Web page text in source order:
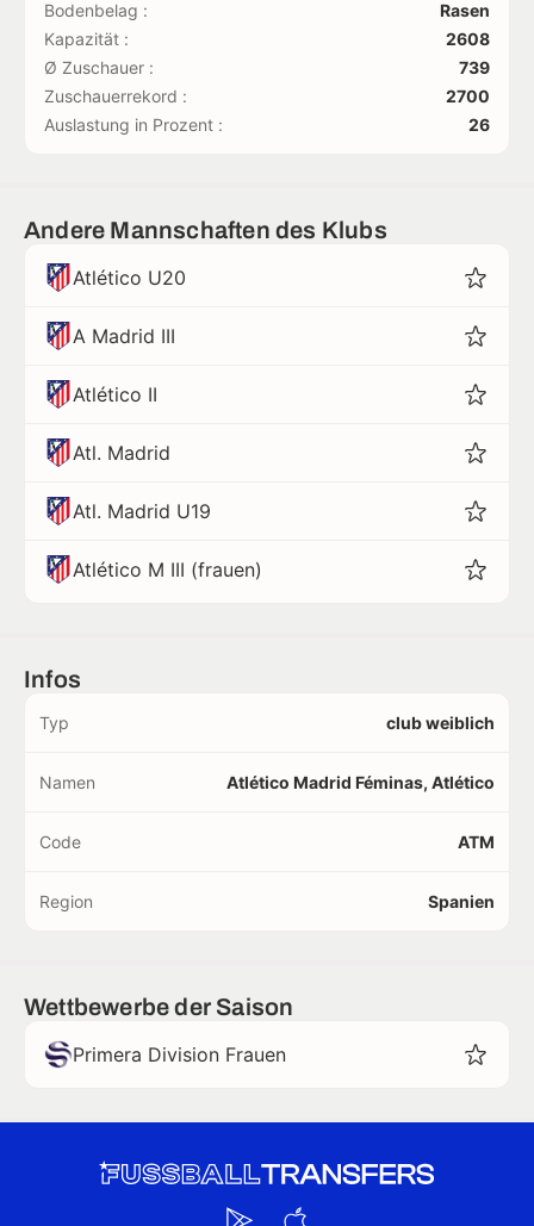
Bodenbelag :
Rasen
Kapazität :
2608
Ø Zuschauer :
739
Zuschauerrekord :
2700
Auslastung in Prozent :
26
Andere Mannschaften des Klubs
Atlético U20
A Madrid III
Atlético II
Atl. Madrid
Atl. Madrid U19
Atlético M III (frauen)
Infos
Typ club weiblich
Namen Atlético Madrid Féminas, Atlético
Code ATM
Region Spanien
Wettbewerbe der Saison
Primera Division Frauen